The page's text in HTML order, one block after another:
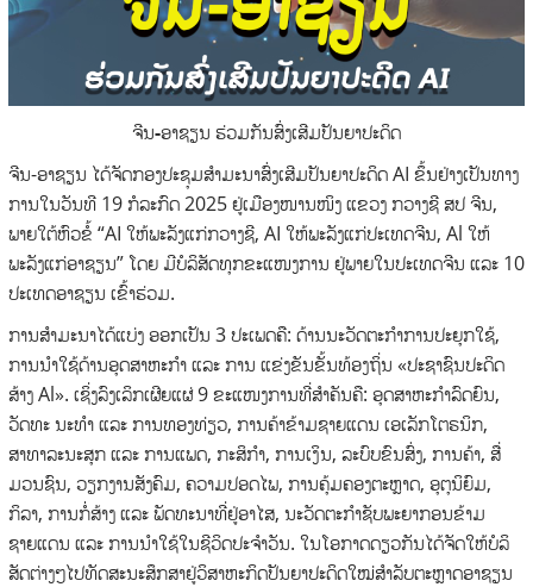
ຈີນ-ອາຊຽນ ຮ່ວມກັນສົ່ງເສີມປັນຍາປະດິດ
ຈີນ-ອາຊຽນ ໄດ້ຈັດກອງປະຊຸມສຳມະນາສົ່ງເສີມປັນຍາປະດິດ AI ຂຶ້ນຢ່າງເປັນທາງ
ການໃນວັນທີ 19 ກໍລະກົດ 2025ຢູ່ເມືອງໜານໜິງ ແຂວງ ກວາງຊີ ສປ ຈີນ,
ພາຍໃຕ້ຫົວຂໍ້ “AI ໃຫ້ພະລັງແກ່ກວາງຊີ, AI ໃຫ້ພະລັງແກ່ປະເທດຈີນ, Al ໃຫ້
ພະລັງແກ່ອາຊຽນ” ໂດຍ ມີບໍລິສັດທຸກຂະແໜງການ ຢູ່ພາຍໃນປະເທດຈີນ ແລະ 10
ປະເທດອາຊຽນ ເຂົ້າຮ່ວມ.
ການສໍາມະນາໄດ້ແບ່ງ ອອກເປັນ 3 ປະເພດຄື: ດ້ານນະວັດຕະກຳການປະຍຸກໃຊ້,
ການນຳໃຊ້ດ້ານອຸດສາຫະກຳ ແລະ ການ ແຂ່ງຂັນຂັ້ນທ້ອງຖິ່ນ «ປະຊາຊົນປະດິດ
ສ້າງ Al». ເຊິ່ງລົງເລິກເຜີຍແຜ່ 9 ຂະແໜງການທີ່ສຳຄັນຄື: ອຸດສາຫະກຳລົດຍົນ,
ວັດທະ ນະທໍາ ແລະ ການທອງທ່ຽວ, ການຄ້າຂ້າມຊາຍແດນ ເອເລັກໂຕຣນິກ,
ສາທາລະນະສຸກ ແລະ ການແພດ, ກະສິກຳ, ການເງິນ, ລະບົບຂົນສົ່ງ, ການຄ້າ, ສື່
ມວນຊົນ, ວຽກງານສັງຄົມ, ຄວາມປອດໄພ, ການຄຸ້ມຄອງຕະຫຼາດ, ອຸຕຸນິຍົມ,
ກິລາ, ການກໍ່ສ້າງ ແລະ ພັດທະນາທີ່ຢູ່ອາໄສ, ນະວັດຕະກຳຊັບພະຍາກອນຂ້າມ
ຊາຍແດນ ແລະ ການນຳໃຊ້ໃນຊີວິດປະຈຳວັນ. ໃນໂອກາດດຽວກັນໄດ້ຈັດໃຫ້ບໍລິ
ສັດຕ່າງໆໄປທັດສະນະສຶກສາຢູ່ວິສາຫະກິດປັນຍາປະດິດໃໝ່ສຳລັບຕະຫຼາດອາຊຽນ